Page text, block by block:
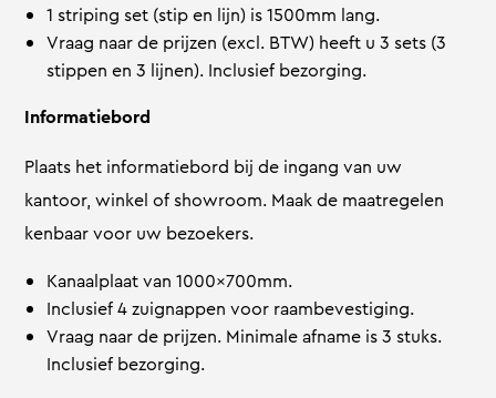
1 striping set (stip en lijn) is 1500mm lang.
Vraag naar de prijzen (excl. BTW) heeft u 3 sets (3
stippen en 3 lijnen). Inclusief bezorging.
Informatiebord
Plaats het informatiebord bij de ingang van uw
kantoor, winkel of showroom. Maak de maatregelen
kenbaar voor uw bezoekers.
Kanaalplaat van 1000x700mm.
Inclusief 4 zuignappen voor raambevestiging.
Vraag naar de prijzen. Minimale afname is 3 stuks.
Inclusief bezorging.